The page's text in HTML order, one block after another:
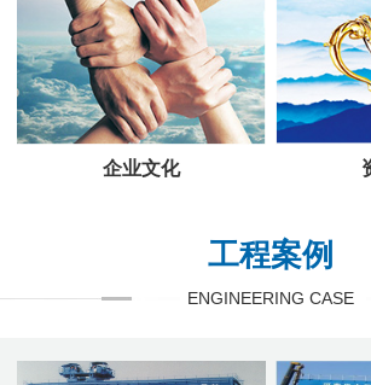
企业文化
工程案例
ENGINEERING CASE